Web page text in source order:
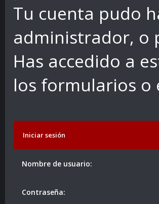
Tu cuenta pudo
administrador, o
Has accedido a
los formularios o
Iniciar sesión
Nombre de usuario:
Contraseña: